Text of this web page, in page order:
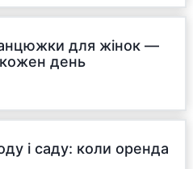
для жінок —
кожен день
і саду: коли оренда